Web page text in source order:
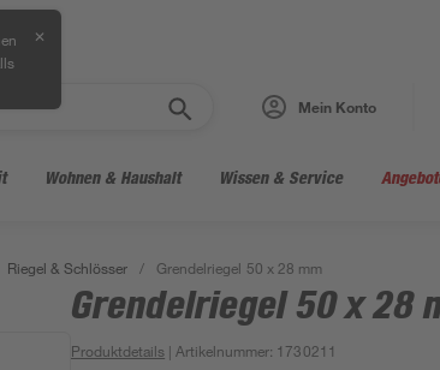
✕
Mein Konto
Wohnen & Haushalt Wissen & Service
Riegel & Schlösser / Grendelriegel 50 x 28 mm
Grendelriegel 50 x 28
Produktdetails | Artikelnummer: 1730211